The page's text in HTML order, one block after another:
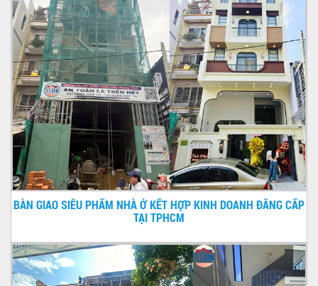
BÀN GIAO SIÊU PHẨM NHÀ Ở KẾT HỢP KINH DOANH ĐẲNG CẤP
TẠI TPHCM